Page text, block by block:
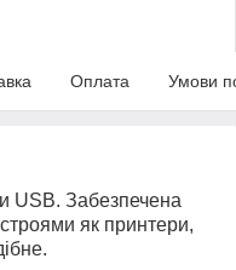
Оплата Умови
USB. Забезпечена
як принтери,